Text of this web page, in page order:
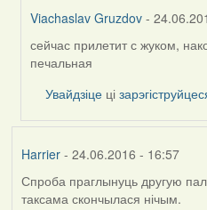
Viachaslav Gruzdov -
In
reply
Дарья
сейчас прилетит с жуком,
печальная
Увайдзіце ці
Harrier- 24.06.2016 - 16:57
Спроба праглынуць другую
таксама скончылася нічым.